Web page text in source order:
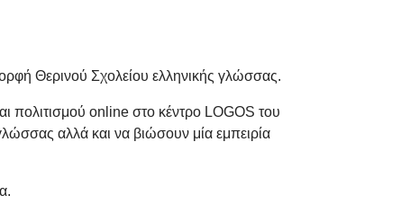
Θερινού Σχολείου ελληνικής γλώσσας.
πολιτισμού online στο κέντρο LOGOS του
αλλά και να βιώσουν μία εμπειρία